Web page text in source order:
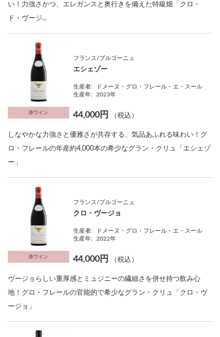
い！力強さかつ、エレガンスと奥行きを備えた特級畑「クロ・
ド・ヴージ...
赤ワイン
フランス/ブルゴーニュ
エシェゾー
生産者:
ドメーヌ・グロ・フレール・エ・スール
生産年:
2023年
44,000円 （税込）
しなやかな力強さと優雅さが共存する、気品あふれる味わい！グ
ロ・フレールの年産約4,000本の希少なグラン・クリュ「エシェゾ
ー」
赤ワイン
フランス/ブルゴーニュ
クロ・ヴージョ
生産者:
ドメーヌ・グロ・フレール・エ・スール
生産年:
2022年
44,000円 （税込）
ヴージョらしい重厚感とミュジニーの繊細さを併せ持つ飲み心
地！グロ・フレールの官能的で希少なグラン・クリュ「クロ・ヴ
ージョ」